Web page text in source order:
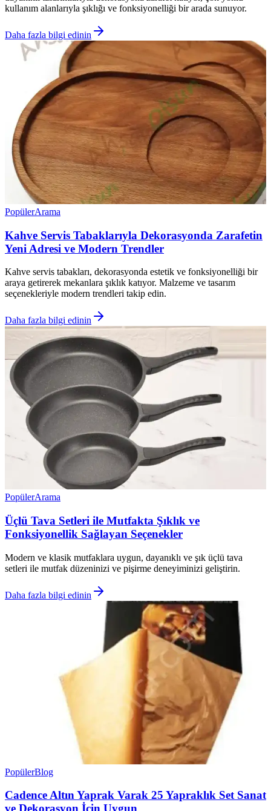
kullanım alanlarıyla şıklığı ve fonksiyonelliği bir arada sunuyor.
Daha fazla bilgi edinin
PopülerArama
Kahve Servis Tabaklarıyla Dekorasyonda Zarafetin
Yeni Adresi ve Modern Trendler
Kahve servis tabakları, dekorasyonda estetik ve fonksiyonelliği bir
araya getirerek mekanlara şıklık katıyor. Malzeme ve tasarım
seçenekleriyle modern trendleri takip edin.
Daha fazla bilgi edinin
PopülerArama
Üçlü Tava Setleri ile Mutfakta Şıklık ve
Fonksiyonellik Sağlayan Seçenekler
Modern ve klasik mutfaklara uygun, dayanıklı ve şık üçlü tava
setleri ile mutfak düzeninizi ve pişirme deneyiminizi geliştirin.
Daha fazla bilgi edinin
PopülerBlog
Cadence Altın Yaprak Varak 25 Yapraklık Set Sanat